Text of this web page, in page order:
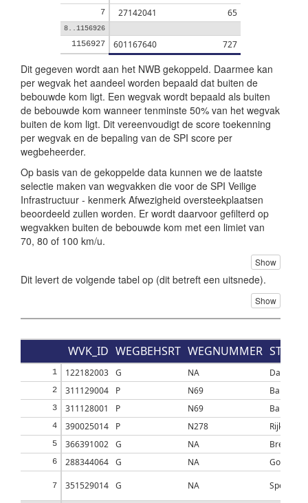
7 27142041 65
8..1156926
1156927 601167640 727
Dit gegeven wordt aan het NWB gekoppeld. Daarmee kan
per wegvak het aandeel worden bepaald dat buiten de
bebouwde kom ligt. Een wegvak wordt bepaald als buiten
de bebouwde kom wanneer tenminste 50% van het wegvak
buiten de kom ligt. Dit vereenvoudigt de score toekenning
per wegvak en de bepaling van de SPI score per
wegbeheerder.
Op basis van de gekoppelde data kunnen we de laatste
selectie maken van wegvakken die voor de SPI Veilige
Infrastructuur - kenmerk Afwezigheid oversteekplaatsen
beoordeeld zullen worden. Er wordt daarvoor gefilterd op
wegvakken buiten de bebouwde kom met een limiet van
70, 80 of 100 km/u.
Show
Dit levert de volgende tabel op (dit betreft een uitsnede).
Show
WVK_ID WEGBEHSRT WEGNUMMER
1 122182003 G NA Dam
2 311129004 P N69 Barrier
3 311128001 P N69 Barrier
4 390025014 P N278 Rijksweg
5 366391002 G NA
6 288344064 G NA
7 351529014 G NA